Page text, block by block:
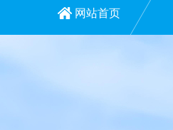
网站首页